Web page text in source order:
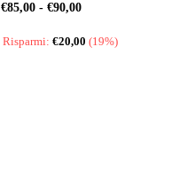
€85,00 - €90,00
Risparmi: €20,00 (19%)